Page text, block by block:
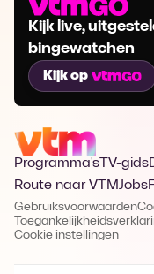
Kijk live,
bingewatchen
Kijk op
Programma's TV-gids
Route naar VTMJobs
Gebruiksvoorwaarden
Cookie instellingen